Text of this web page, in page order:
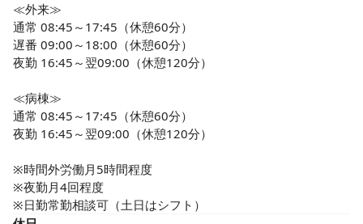
≪外来≫
通常 08:45～17:45（休憩60分）
遅番 09:00～18:00（休憩60分）
夜勤 16:45～翌09:00（休憩120分）
≪病棟≫
通常 08:45～17:45（休憩60分）
夜勤 16:45～翌09:00（休憩120分）
※時間外労働月5時間程度
※夜勤月4回程度
※日勤常勤相談可（土日はシフト）